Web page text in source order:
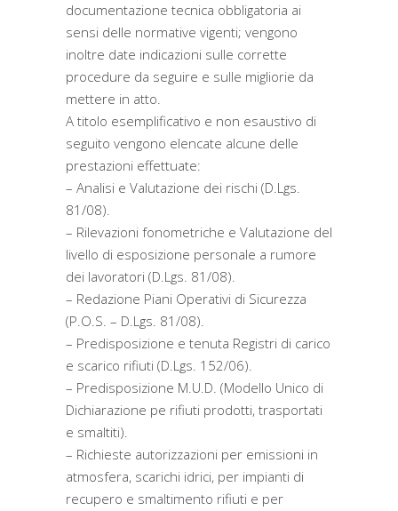
documentazione tecnica obbligatoria ai
sensi delle normative vigenti; vengono
inoltre date indicazioni sulle corrette
procedure da seguire e sulle migliorie da
mettere in atto.
A titolo esemplificativo e non esaustivo di
seguito vengono elencate alcune delle
prestazioni effettuate:
– Analisi e Valutazione dei rischi (D.Lgs.
81/08).
– Rilevazioni fonometriche e Valutazione del
livello di esposizione personale a rumore
dei lavoratori (D.Lgs. 81/08).
– Redazione Piani Operativi di Sicurezza
(P.O.S. – D.Lgs. 81/08).
– Predisposizione e tenuta Registri di carico
e scarico rifiuti (D.Lgs. 152/06).
– Predisposizione M.U.D. (Modello Unico di
Dichiarazione pe rifiuti prodotti, trasportati
e smaltiti).
– Richieste autorizzazioni per emissioni in
atmosfera, scarichi idrici, per impianti di
recupero e smaltimento rifiuti e per